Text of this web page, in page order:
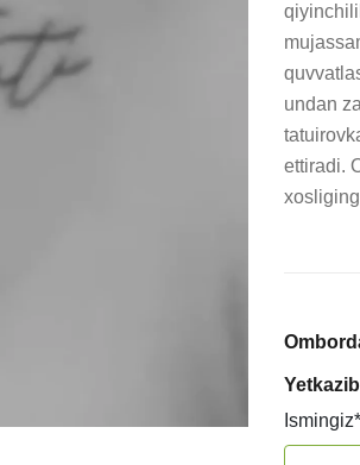
undan
ettiradi.
Ismingiz*